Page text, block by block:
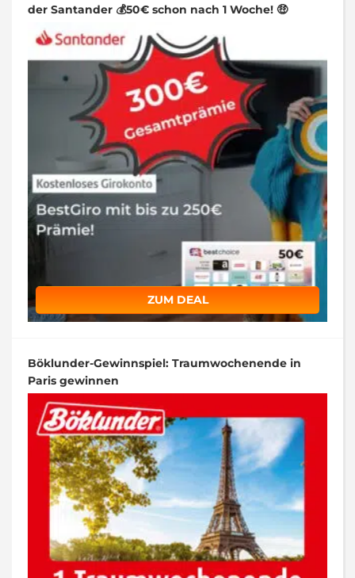
der Santander 💰50€ schon nach 1 Woche! 🤑
ZUM DEAL
Böklunder-Gewinnspiel: Traumwochenende in
Paris gewinnen